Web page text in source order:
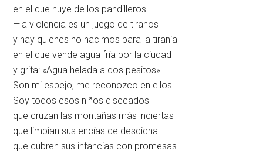
en el que huye de los pandilleros
—la violencia es un juego de tiranos
y hay quienes no nacimos para la tiranía—
en el que vende agua fría por la ciudad
y grita: «Agua helada a dos pesitos».
Son mi espejo, me reconozco en ellos.
Soy todos esos niños disecados
que cruzan las montañas más inciertas
que limpian sus encías de desdicha
que cubren sus infancias con promesas